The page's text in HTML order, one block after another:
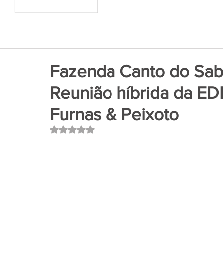
Fazenda Canto do
Reunião híbrida da
Furnas & Peixoto
Avaliado com NaN de 5 estrelas.